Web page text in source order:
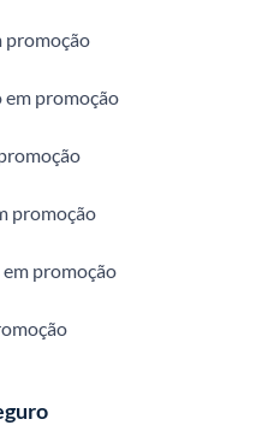
promoção
em promoção
promoção
promoção